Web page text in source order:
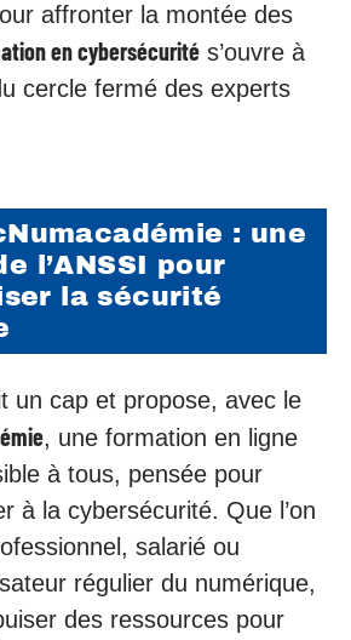
affronter la montée des
en cybersécurité s’ouvre à
cercle fermé des experts
: une
l’ANSSI pour
la sécurité
un cap et propose, avec le
, une formation en ligne
à tous, pensée pour
à la cybersécurité. Que l’on
salarié ou
régulier du numérique,
des ressources pour